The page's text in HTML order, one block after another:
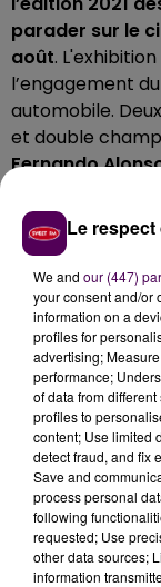
parader sur le
août.
l’engagement
automobile.
et double
Fernando
L’Espagnol
couleurs de
récent
de la partie
remporté la
démonstration
l'engagement
Hypercar.
Le
We and our (447)
your consent and/or
information on a
profiles for
advertising;
performance;
of data from
profiles to
content; Use limited
detect fraud, and fix
Save and
process personal
following
requested; Use
other data sources;
information